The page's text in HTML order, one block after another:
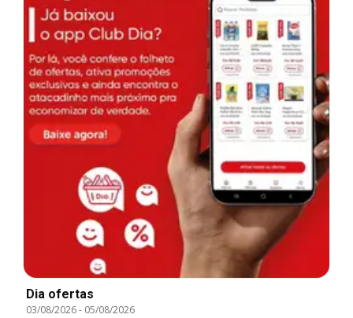
Dia ofertas
03/08/2026- 05/08/2026